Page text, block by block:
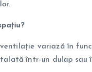
variază în
într-un dulap sau